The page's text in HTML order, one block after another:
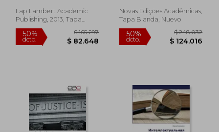
dcto. $ 108.991 dcto. $
Lap Lambert Academic
Publishing, 2013, Tapa
Blanda, Nuevo
Novas Edições Acadêmicas,
Tapa Blanda, Nuevo